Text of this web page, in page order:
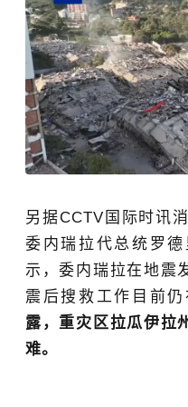
另据CCTV国际时讯
委内瑞拉代总统罗
示，委内瑞拉在地震
震后搜救工作目前仍
露，重灾区拉瓜伊拉
难。